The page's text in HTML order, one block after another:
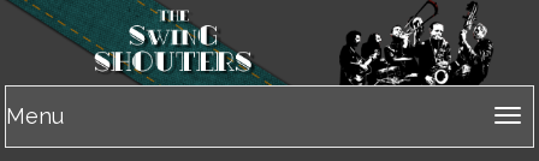
Menu